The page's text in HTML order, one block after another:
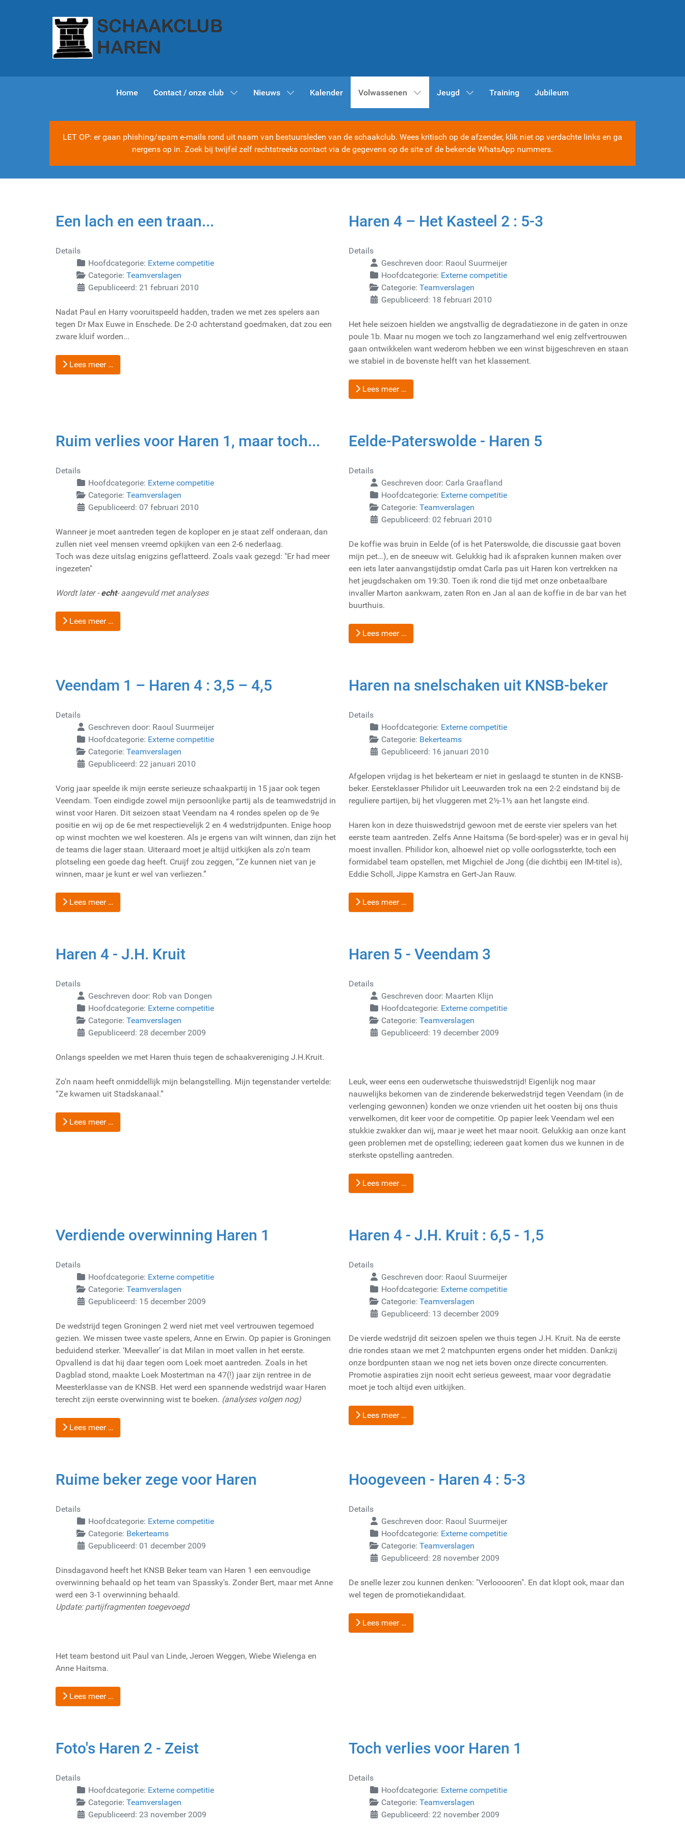
Home Contact / onze club Nieuws Kalender Volwassenen Jeugd Training Jubileum
LET OP: er gaan phishing/spam e-mails rond uit naam van bestuursleden van de schaakclub. Wees kritisch op de afzender, klik niet op verdachte links en ga
nergens op in. Zoek bij twijfel zelf rechtstreeks contact via de gegevens op de site of de bekende WhatsApp nummers.
Een lach en een traan...
Details
Hoofdcategorie: Externe competitie
Categorie: Teamverslagen
Gepubliceerd: 21 februari 2010
Nadat Paul en Harry vooruitspeeld hadden, traden we met zes spelers aan
tegen Dr Max Euwe in Enschede. De 2-0 achterstand goedmaken, dat zou een
zware kluif worden...
Lees meer …
Haren 4 – Het Kasteel 2 : 5-3
Details
Geschreven door: Raoul Suurmeijer
Hoofdcategorie: Externe competitie
Categorie: Teamverslagen
Gepubliceerd: 18 februari 2010
Het hele seizoen hielden we angstvallig de degradatiezone in de gaten in onze
poule 1b. Maar nu mogen we toch zo langzamerhand wel enig zelfvertrouwen
gaan ontwikkelen want wederom hebben we een winst bijgeschreven en staan
we stabiel in de bovenste helft van het klassement.
Lees meer …
Ruim verlies voor Haren 1, maar toch...
Details
Hoofdcategorie: Externe competitie
Categorie: Teamverslagen
Gepubliceerd: 07 februari 2010
Wanneer je moet aantreden tegen de koploper en je staat zelf onderaan, dan
zullen niet veel mensen vreemd opkijken van een 2-6 nederlaag.
Toch was deze uitslag enigzins geflatteerd. Zoals vaak gezegd: "Er had meer
ingezeten"
Wordt later -echt- aangevuld met analyses
Lees meer …
Eelde-Paterswolde - Haren 5
Details
Geschreven door: Carla Graafland
Hoofdcategorie: Externe competitie
Categorie: Teamverslagen
Gepubliceerd: 02 februari 2010
De koffie was bruin in Eelde (of is het Paterswolde, die discussie gaat boven
mijn pet…), en de sneeuw wit. Gelukkig had ik afspraken kunnen maken over
een iets later aanvangstijdstip omdat Carla pas uit Haren kon vertrekken na
het jeugdschaken om 19:30. Toen ik rond die tijd met onze onbetaalbare
invaller Marton aankwam, zaten Ron en Jan al aan de koffie in de bar van het
buurthuis.
Lees meer …
Veendam 1 – Haren 4 : 3,5 – 4,5
Details
Geschreven door: Raoul Suurmeijer
Hoofdcategorie: Externe competitie
Categorie: Teamverslagen
Gepubliceerd: 22 januari 2010
Vorig jaar speelde ik mijn eerste serieuze schaakpartij in 15 jaar ook tegen
Veendam. Toen eindigde zowel mijn persoonlijke partij als de teamwedstrijd in
winst voor Haren. Dit seizoen staat Veendam na 4 rondes spelen op de 9e
positie en wij op de 6e met respectievelijk 2 en 4 wedstrijdpunten. Enige hoop
op winst mochten we wel koesteren. Als je ergens van wilt winnen, dan zijn het
de teams die lager staan. Uiteraard moet je altijd uitkijken als zo'n team
plotseling een goede dag heeft. Cruijf zou zeggen, “Ze kunnen niet van je
winnen, maar je kunt er wel van verliezen.”
Lees meer …
Haren na snelschaken uit KNSB-beker
Details
Hoofdcategorie: Externe competitie
Categorie: Bekerteams
Gepubliceerd: 16 januari 2010
Afgelopen vrijdag is het bekerteam er niet in geslaagd te stunten in de KNSB-
beker. Eersteklasser Philidor uit Leeuwarden trok na een 2-2 eindstand bij de
reguliere partijen, bij het vluggeren met 2½-1½ aan het langste eind.
Haren kon in deze thuiswedstrijd gewoon met de eerste vier spelers van het
eerste team aantreden. Zelfs Anne Haitsma (5e bord-speler) was er in geval hij
moest invallen. Philidor kon, alhoewel niet op volle oorlogssterkte, toch een
formidabel team opstellen, met Migchiel de Jong (die dichtbij een IM-titel is),
Eddie Scholl, Jippe Kamstra en Gert-Jan Rauw.
Lees meer …
Haren 4 - J.H. Kruit
Details
Geschreven door: Rob van Dongen
Hoofdcategorie: Externe competitie
Categorie: Teamverslagen
Gepubliceerd: 28 december 2009
Onlangs speelden we met Haren thuis tegen de schaakvereniging J.H.Kruit.
Zo’n naam heeft onmiddellijk mijn belangstelling. Mijn tegenstander vertelde:
“Ze kwamen uit Stadskanaal.”
Lees meer …
Haren 5 - Veendam 3
Details
Geschreven door: Maarten Klijn
Hoofdcategorie: Externe competitie
Categorie: Teamverslagen
Gepubliceerd: 19 december 2009
Leuk, weer eens een ouderwetsche thuiswedstrijd! Eigenlijk nog maar
nauwelijks bekomen van de zinderende bekerwedstrijd tegen Veendam (in de
verlenging gewonnen) konden we onze vrienden uit het oosten bij ons thuis
verwelkomen, dit keer voor de competitie. Op papier leek Veendam wel een
stukkie zwakker dan wij, maar je weet het maar nooit. Gelukkig aan onze kant
geen problemen met de opstelling; iedereen gaat komen dus we kunnen in de
sterkste opstelling aantreden.
Lees meer …
Verdiende overwinning Haren 1
Details
Hoofdcategorie: Externe competitie
Categorie: Teamverslagen
Gepubliceerd: 15 december 2009
De wedstrijd tegen Groningen 2 werd niet met veel vertrouwen tegemoed
gezien. We missen twee vaste spelers, Anne en Erwin. Op papier is Groningen
beduidend sterker. ‘Meevaller’ is dat Milan in moet vallen in het eerste.
Opvallend is dat hij daar tegen oom Loek moet aantreden. Zoals in het
Dagblad stond, maakte Loek Mostertman na 47(!) jaar zijn rentree in de
Meesterklasse van de KNSB. Het werd een spannende wedstrijd waar Haren
terecht zijn eerste overwinning wist te boeken. (analyses volgen nog)
Lees meer …
Haren 4 - J.H. Kruit : 6,5 - 1,5
Details
Geschreven door: Raoul Suurmeijer
Hoofdcategorie: Externe competitie
Categorie: Teamverslagen
Gepubliceerd: 13 december 2009
De vierde wedstrijd dit seizoen spelen we thuis tegen J.H. Kruit. Na de eerste
drie rondes staan we met 2 matchpunten ergens onder het midden. Dankzij
onze bordpunten staan we nog net iets boven onze directe concurrenten.
Promotie aspiraties zijn nooit echt serieus geweest, maar voor degradatie
moet je toch altijd even uitkijken.
Lees meer …
Ruime beker zege voor Haren
Details
Hoofdcategorie: Externe competitie
Categorie: Bekerteams
Gepubliceerd: 01 december 2009
Dinsdagavond heeft het KNSB Beker team van Haren 1 een eenvoudige
overwinning behaald op het team van Spassky's. Zonder Bert, maar met Anne
werd een 3-1 overwinning behaald.
Update: partijfragmenten toegevoegd
Het team bestond uit Paul van Linde, Jeroen Weggen, Wiebe Wielenga en
Anne Haitsma.
Lees meer …
Hoogeveen - Haren 4 : 5-3
Details
Geschreven door: Raoul Suurmeijer
Hoofdcategorie: Externe competitie
Categorie: Teamverslagen
Gepubliceerd: 28 november 2009
De snelle lezer zou kunnen denken: "Verlooooren". En dat klopt ook, maar dan
wel tegen de promotiekandidaat.
Lees meer …
Foto's Haren 2 - Zeist
Details
Hoofdcategorie: Externe competitie
Categorie: Teamverslagen
Gepubliceerd: 23 november 2009
Toch verlies voor Haren 1
Details
Hoofdcategorie: Externe competitie
Categorie: Teamverslagen
Gepubliceerd: 22 november 2009